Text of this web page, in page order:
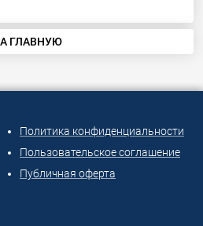
ГЛАВНУЮ
Политика конфиденциальности
Пользовательское соглашение
Публичная оферта